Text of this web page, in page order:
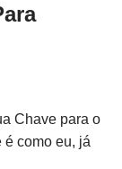
Chave para o
é como eu, já